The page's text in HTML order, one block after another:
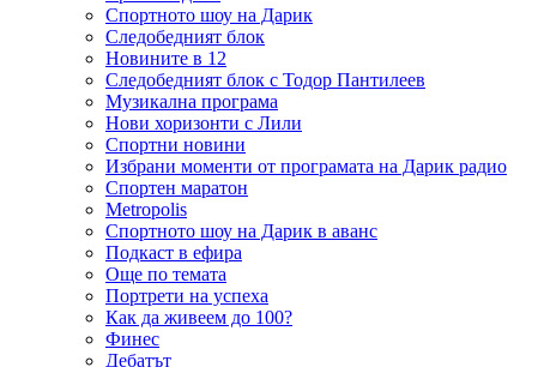
Спортното шоу на Дарик
Следобедният блок
Новините в 12
Следобедният блок с Тодор Пантилеев
Музикална програма
Нови хоризонти с Лили
Спортни новини
Избрани моменти от програмата на Дарик радио
Спортен маратон
Metropolis
Спортното шоу на Дарик в аванс
Подкаст в ефира
Още по темата
Портрети на успеха
Как да живеем до 100?
Финес
Дебатът